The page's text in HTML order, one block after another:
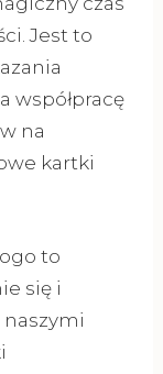
Jest to
współpracę
na
kartki
to
się i
naszymi